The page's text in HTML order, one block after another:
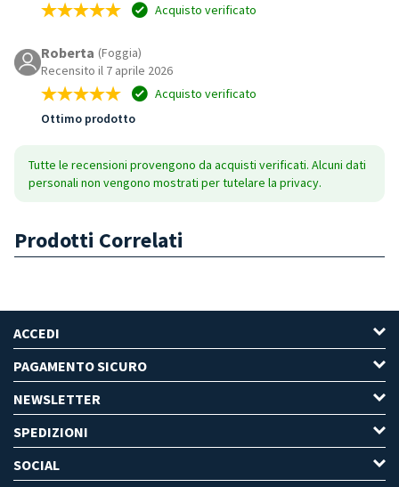
Acquisto verificato
Roberta (Foggia)
Recensito il 7 aprile 2026
Acquisto verificato
Ottimo prodotto
Tutte le recensioni provengono da acquisti verificati. Alcuni dati
personali non vengono mostrati per tutelare la privacy.
Prodotti Correlati
ACCEDI
PAGAMENTO SICURO
NEWSLETTER
SPEDIZIONI
SOCIAL